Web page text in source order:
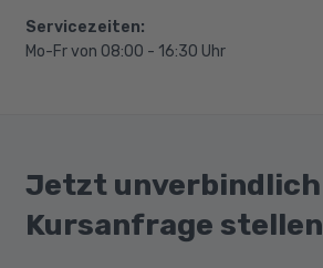
Servicezeiten:
Mo-Fr von 08:00 - 16:30 Uhr
Jetzt unverbindlich
Kursanfrage stellen